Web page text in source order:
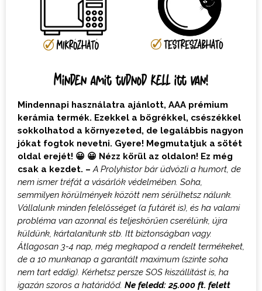
Minden amit tudnod kell itt van!
Mindennapi használatra ajánlott, AAA prémium
kerámia termék. Ezekkel a bögrékkel, csészékkel
sokkolhatod a környezeted, de legalábbis nagyon
jókat fogtok nevetni. Gyere! Megmutatjuk a sötét
oldal erejét! 😀 😀 Nézz körül az oldalon! Ez még
csak a kezdet. –A Prolyhistor bár üdvözli a humort, de
nem ismer tréfát a vásárlók védelmében. Soha,
semmilyen körülmények között nem sérülhetsz nálunk.
Vállalunk minden felelősséget (a futárét is), és ha valami
probléma van azonnal és teljeskörűen cserélünk, újra
küldünk, kártalanítunk stb. Itt biztonságban vagy.
Átlagosan 3-4 nap, még megkapod a rendelt termékeket,
de a 10 munkanap a garantált maximum (szinte soha
nem tart eddig). Kérhetsz persze SOS kiszállítást is, ha
igazán szoros a határidőd. Ne feledd: 25.000 ft. felett